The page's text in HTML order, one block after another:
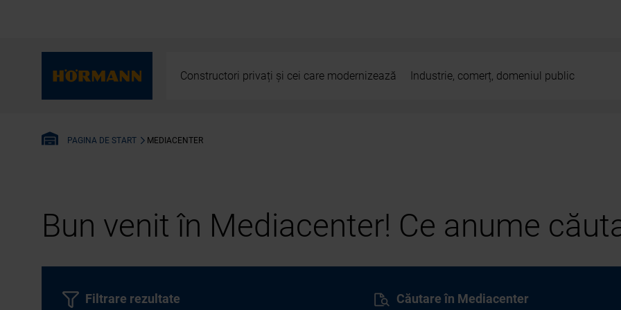
Constructori privați și cei care modernizează Industrie, comerț, domeniul public
PAGINA DE START MEDIACENTER
Bun venit în Mediacenter! Ce anume
Căutare în Mediacenter
Filtrare rezultate